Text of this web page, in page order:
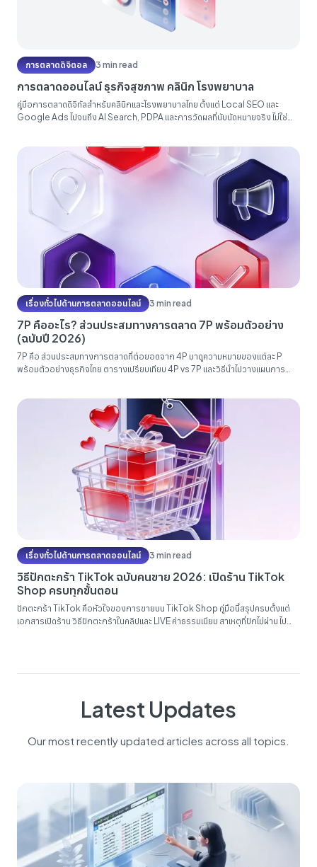
การตลาดดิจิตอล 3 min read
การตลาดออนไลน์ ธุรกิจสุขภาพ คลินิก โรงพยาบาล
คู่มือการตลาดดิจิทัลสำหรับคลินิกและโรงพยาบาลไทย ตั้งแต่ Local SEO และ
Google Ads ไปจนถึง AI Search, PDPA และการวัดผลที่นับนัดหมายจริง ไม่ใช่
เรื่องทั่วไปด้านการตลาดออนไลน์ 3 min read
7P คืออะไร? ส่วนประสมทางการตลาด 7P พร้อมตัวอย่าง
(ฉบับปี 2026)
7P คือ ส่วนประสมทางการตลาดที่ต่อยอดจาก 4P มาดูความหมายของแต่ละ P
พร้อมตัวอย่างธุรกิจไทย ตารางเปรียบเทียบ 4P vs 7P และวิธีนำไปวางแผนการ
เรื่องทั่วไปด้านการตลาดออนไลน์ 3 min read
วิธีปักตะกร้า TikTok ฉบับคนขาย 2026: เปิดร้าน TikTok
Shop ครบทุกขั้นตอน
ปักตะกร้า TikTok คือหัวใจของการขายบน TikTok Shop คู่มือนี้สรุปครบตั้งแต่
เอกสารเปิดร้าน วิธีปักตะกร้าในคลิปและ LIVE ค่าธรรมเนียม สาเหตุที่ปักไม่ผ่าน ไป
Latest Updates
Our most recently updated articles across all topics.